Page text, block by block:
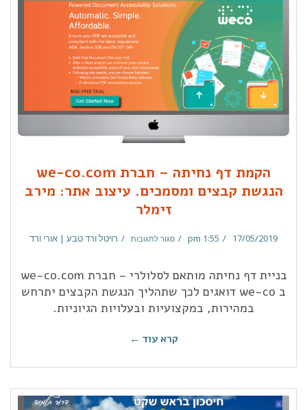
הקמת דף נחיתה – חברת we-co.com
הנגשת קבצים ומסמכים. עיצוב אתר: מירב
זימלר
17/05/2019
1:55 pm סגור לתגובות רויטל ורד טבע | אורי ורד
בניית דף נחיתה מותאם לסלולרי – חברת we-co.com
ב we-co דואגים לכך שתהליך הנגשת הקבצים יתרחש
במהירות, במקצועיות ובעלויות הגיוניות.
קרא עוד ←